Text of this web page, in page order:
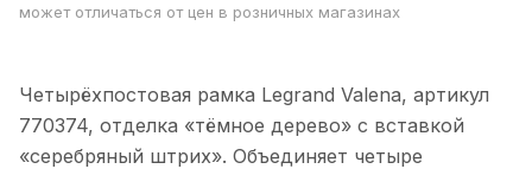
может отличаться от цен в розничных магазинах
Четырёхпостовая рамка Legrand Valena, артикул
770374, отделка «тёмное дерево» с вставкой
«серебряный штрих». Объединяет четыре